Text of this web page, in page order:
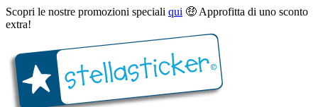
Scopri le nostre promozioni speciali qui 🤑 Approfitta di uno sconto
extra!